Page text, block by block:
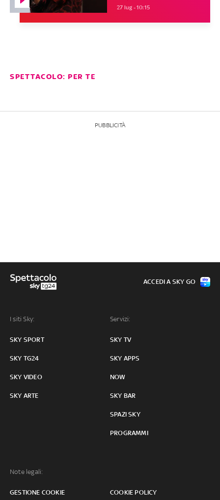
27 lug - 10:15
SPETTACOLO: PER TE
PUBBLICITÀ
I siti Sky:
SKY SPORT
SKY TG24
SKY VIDEO
SKY ARTE
Servizi:
SKY TV
SKY APPS
NOW
SKY BAR
SPAZI SKY
PROGRAMMI
Note legali:
GESTIONE COOKIE COOKIE POLICY
ACCEDI A SKY GO